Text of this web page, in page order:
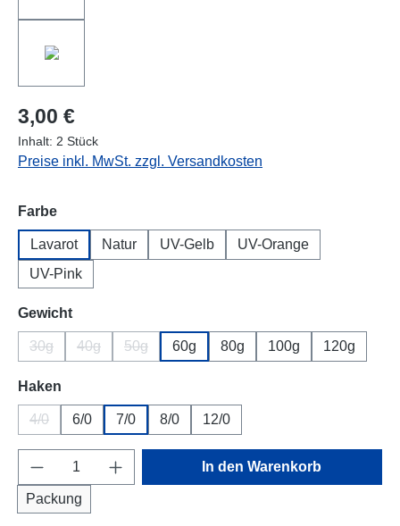
3,00 €
Inhalt: 2 Stück
Preise inkl. MwSt. zzgl. Versandkosten
Farbeauswählen
Lavarot Natur UV-Gelb
UV-Orange
UV-Pink
Gewichtauswählen
30g
(Diese Option ist zurzeit nicht verfügbar.)
40g
(Diese Option ist zurzeit nicht verfügbar.)
50g
(Diese Option ist zurzeit nicht verfügbar.)
60g 80g 100g 120g
Haken
4/0
(Diese Option ist zurzeit nicht verfügbar.)
6/0 7/0 8/0 12/0
Produkt Anzahl: Gib den gewünschten
Packung
In den Warenkorb